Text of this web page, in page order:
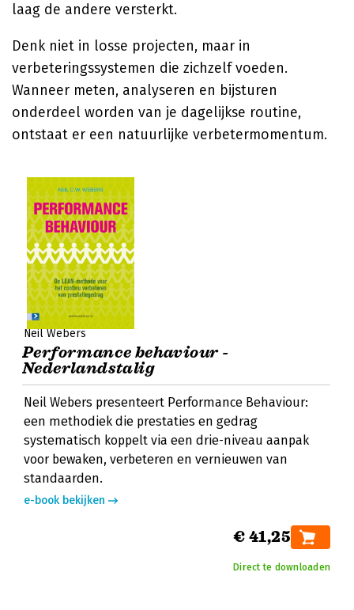
laag de andere versterkt.
Denk niet in losse projecten, maar in
verbeteringssystemen die zichzelf voeden.
Wanneer meten, analyseren en bijsturen
onderdeel worden van je dagelijkse routine,
ontstaat er een natuurlijke verbetermomentum.
Neil Webers
Performance behaviour -
Nederlandstalig
Neil Webers presenteert Performance Behaviour:
een methodiek die prestaties en gedrag
systematisch koppelt via een drie-niveau aanpak
voor bewaken, verbeteren en vernieuwen van
standaarden.
e-book bekijken
€ 41,25
Direct te downloaden